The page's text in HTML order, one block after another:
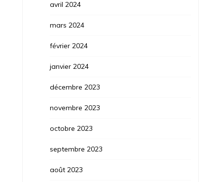
avril 2024
mars 2024
février 2024
janvier 2024
décembre 2023
novembre 2023
octobre 2023
septembre 2023
août 2023